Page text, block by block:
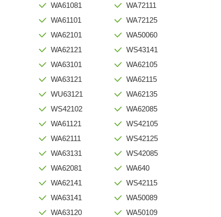
WA61081
WA61101
WA62101
WA62121
WA63101
WA63121
WU63121
WS42102
WA61121
WA62111
WA63131
WA62081
WA62141
WA63141
WA63120
WA72111
WA72125
WA50060
WS43141
WA62105
WA62115
WA62135
WA62085
WS42105
WS42125
WS42085
WA640
WS42115
WA50089
WA50109